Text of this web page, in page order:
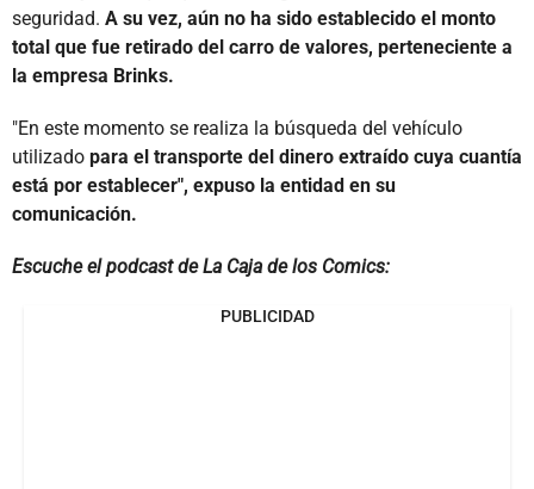
seguridad. A su vez, aún no ha sido establecido el monto
total que fue retirado del carro de valores, perteneciente a
la empresa Brinks.
"En este momento se realiza la búsqueda del vehículo
utilizado para el transporte del dinero extraído cuya cuantía
está por establecer", expuso la entidad en su
comunicación.
Escuche el podcast de La Caja de los Comics:
PUBLICIDAD